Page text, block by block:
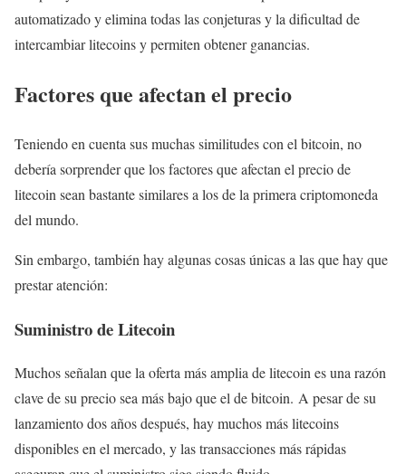
automatizado y elimina todas las conjeturas y la dificultad de
intercambiar litecoins y permiten obtener ganancias.
Factores que afectan el precio
Teniendo en cuenta sus muchas similitudes con el bitcoin, no
debería sorprender que los factores que afectan el precio de
litecoin sean bastante similares a los de la primera criptomoneda
del mundo.
Sin embargo, también hay algunas cosas únicas a las que hay que
prestar atención:
Suministro de Litecoin
Muchos señalan que la oferta más amplia de litecoin es una razón
clave de su precio sea más bajo que el de bitcoin. A pesar de su
lanzamiento dos años después, hay muchos más litecoins
disponibles en el mercado, y las transacciones más rápidas